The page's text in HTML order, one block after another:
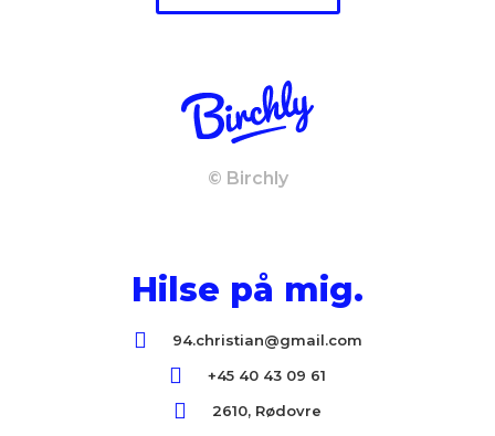
© Birchly
Hilse på mig.
94.christian@gmail.com
+45 40 43 09 61
2610, Rødovre